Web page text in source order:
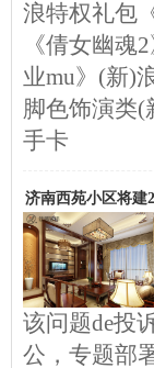
浪特权礼包
《倩女幽魂
业mu》(新)
脚色饰演类(
手卡
济南西苑小区将建
该问题de投
公，专题部